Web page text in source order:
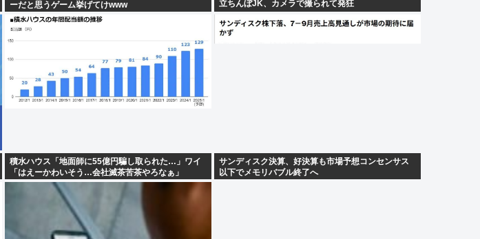
ーだと思うゲーム挙げてけwww
立ちんぼJK、カメラで撮られて発狂
積水ハウス「地面師に55億円騙し取られた…」ワイ
「はえーかわいそう…会社滅茶苦茶やろなぁ」
サンディスク決算、好決算も市場予想コンセンサス
以下でメモリバブル終了へ